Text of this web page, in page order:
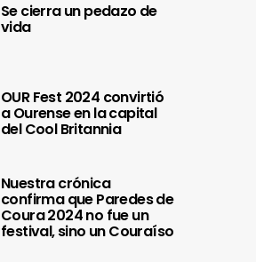
Se cierra un pedazo de
vida
OUR Fest 2024 convirtió
a Ourense en la capital
del Cool Britannia
Nuestra crónica
confirma que Paredes de
Coura 2024 no fue un
festival, sino un Couraíso